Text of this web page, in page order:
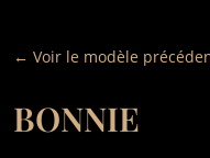
← Voir le modèle
BONNIE